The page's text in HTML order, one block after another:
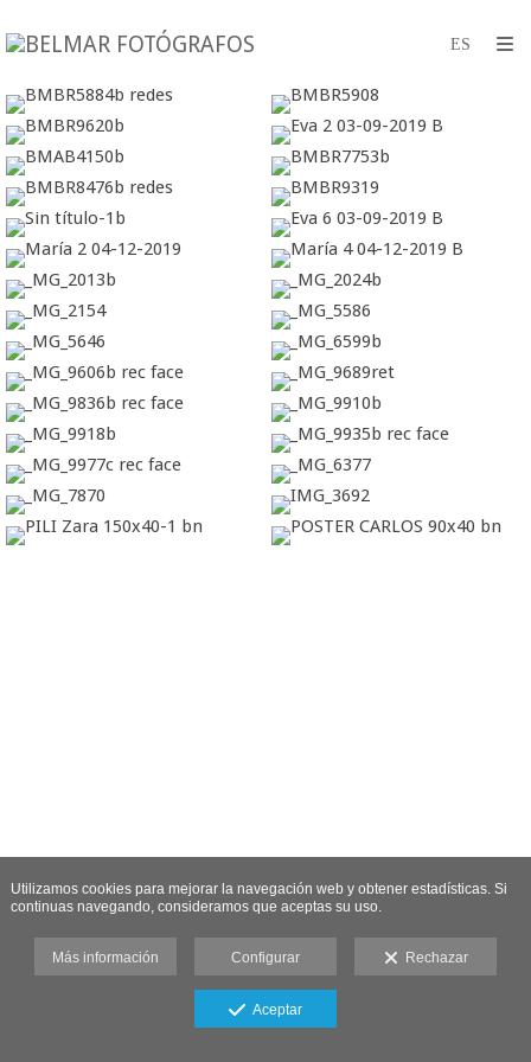
Utilizamos cookies para mejorar la navegación web y obtener estadísticas. Si
continuas navegando, consideramos que aceptas su uso.
Más información Configurar Rechazar
Aceptar